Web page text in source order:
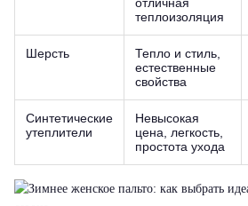
теплоизоляция
Шерсть
Тепло и стиль,
естественные
свойства
Синтетические
утеплители
Невысокая
цена, легкость,
простота ухода